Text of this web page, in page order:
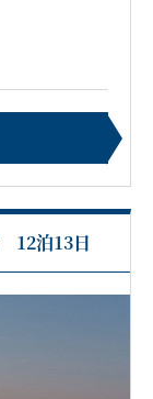
12泊13日